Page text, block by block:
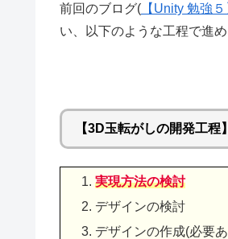
前回のブログ( 【Unity 勉強
い、以下のような工程で進
【3D玉転がしの開発工程】
実現方法の検討
デザインの検討
デザインの作成(必要